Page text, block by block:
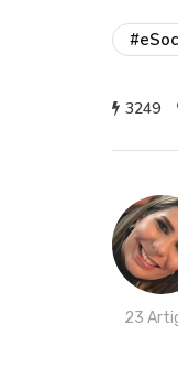
3249
23